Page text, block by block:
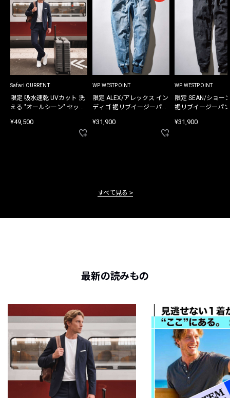
Safari CURRENT
限定 吸水速乾 UVカット 洗
える "オールシーン" セット
¥49,500
WP WESTPOINT
限定 ALEX/アレックス イン
ディゴ 裾リブイージーパン
¥31,900
WP WESTPOINT
限定 SEAN/ショー
裾リブイージーパ
¥31,900
すべて見る
最新の読みもの